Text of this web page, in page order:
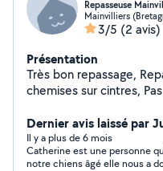
Repasseuse
Mainvilliers
3/5 (2 avis)
Présentation
Très bon repassage, Repasse a l'heure, Reprise des
chemises sur cintres,
Dernier avis laissé par
Il y a plus de 6 mois
Catherine est une personne
notre chiens âgé elle nous a